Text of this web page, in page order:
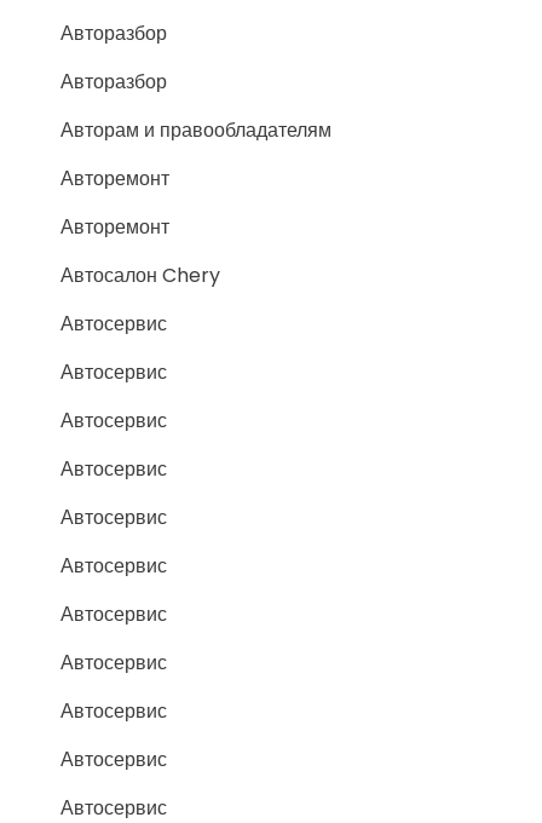
Авторазбор
Авторазбор
Авторам и правообладателям
Авторемонт
Авторемонт
Автосалон Chery
Автосервис
Автосервис
Автосервис
Автосервис
Автосервис
Автосервис
Автосервис
Автосервис
Автосервис
Автосервис
Автосервис